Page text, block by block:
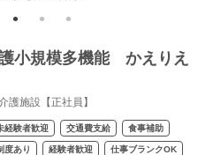
小規模多機能 かえりえ
護施設【正社員】
経験者歓迎 交通費支給 食事補助
度あり 経験者歓迎 仕事ブランクOK